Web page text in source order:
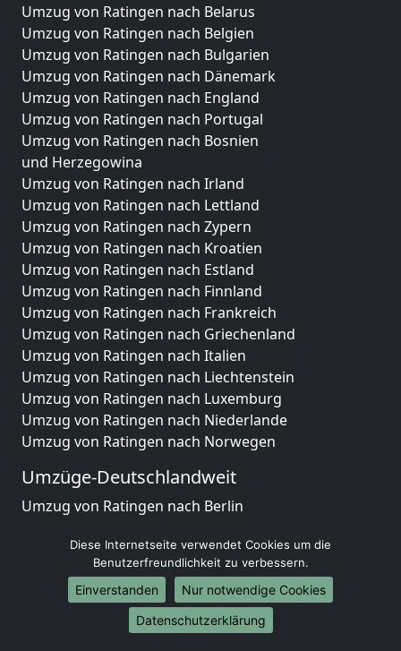
Umzug von Ratingen nach Belarus
Umzug von Ratingen nach Belgien
Umzug von Ratingen nach Bulgarien
Umzug von Ratingen nach Dänemark
Umzug von Ratingen nach England
Umzug von Ratingen nach Portugal
Umzug von Ratingen nach Bosnien
und Herzegowina
Umzug von Ratingen nach Irland
Umzug von Ratingen nach Lettland
Umzug von Ratingen nach Zypern
Umzug von Ratingen nach Kroatien
Umzug von Ratingen nach Estland
Umzug von Ratingen nach Finnland
Umzug von Ratingen nach Frankreich
Umzug von Ratingen nach Griechenland
Umzug von Ratingen nach Italien
Umzug von Ratingen nach Liechtenstein
Umzug von Ratingen nach Luxemburg
Umzug von Ratingen nach Niederlande
Umzug von Ratingen nach Norwegen
Umzüge-Deutschlandweit
Umzug von Ratingen nach Berlin
Umzug von Ratingen nach München
Umzug von Ratingen nach Köln
Umzug von Ratingen nach Frankfurt am Main
Umzug von Ratingen nach Stuttgart
Umzug von Ratingen nach Düsseldorf
Diese Internetseite verwendet Cookies um die
Benutzerfreundlichkeit zu verbessern.
Einverstanden
Nur notwendige Cookies
Datenschutzerklärung